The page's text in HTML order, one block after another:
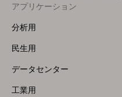
Footer
Menu
アプリケーション
分析用
民生用
データセンター
工業用